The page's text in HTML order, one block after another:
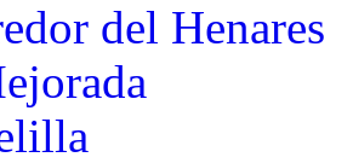
del Henares